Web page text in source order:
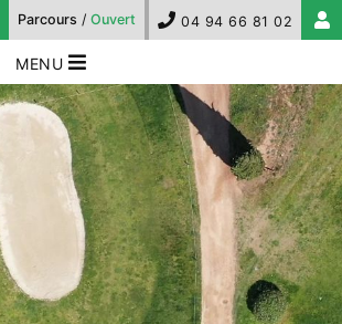
Parcours / Ouvert 04 94 66 81 02
MENU